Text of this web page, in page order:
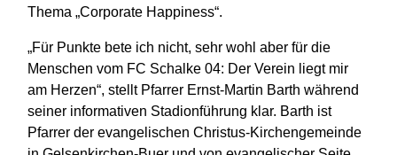
Thema „Corporate Happiness“.
„Für Punkte bete ich nicht, sehr wohl aber für die
Menschen vom FC Schalke 04: Der Verein liegt mir
am Herzen“, stellt Pfarrer Ernst-Martin Barth während
seiner informativen Stadionführung klar. Barth ist
Pfarrer der evangelischen Christus-Kirchengemeinde